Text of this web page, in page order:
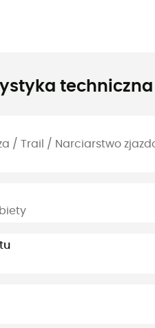
techniczna
/ Trail / Narciarstwo